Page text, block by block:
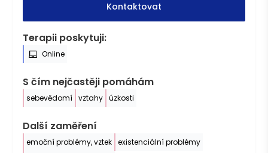
Kontaktovat
Terapii poskytuji:
Online
S čím nejčastěji pomáhám
sebevědomí vztahy úzkosti
Další zaměření
emoční problémy, vztek
existenciální problémy